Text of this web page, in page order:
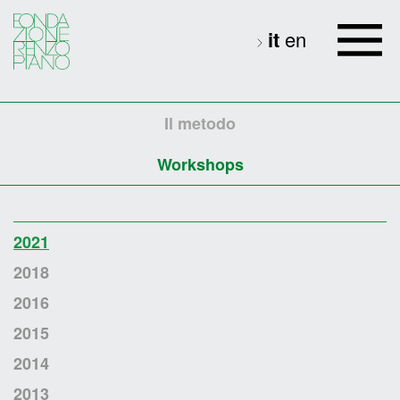
it en
Il metodo
Workshops
2021
2018
2016
2015
2014
2013